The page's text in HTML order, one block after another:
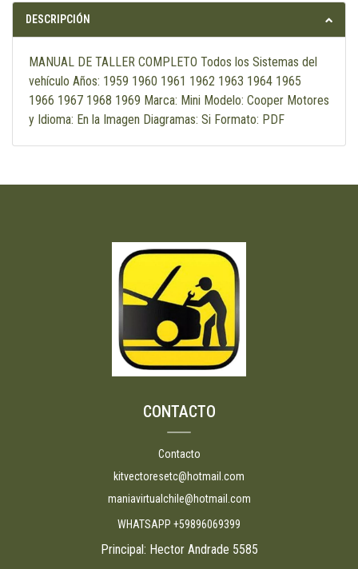
DESCRIPCIÓN
MANUAL DE TALLER COMPLETO Todos los Sistemas del
vehículo Años: 1959 1960 1961 1962 1963 1964 1965
1966 1967 1968 1969 Marca: Mini Modelo: Cooper Motores
y Idioma: En la Imagen Diagramas: Si Formato: PDF
CONTACTO
Contacto
kitvectoresetc@hotmail.com
maniavirtualchile@hotmail.com
WHATSAPP +59896069399
Principal: Hector Andrade 5585